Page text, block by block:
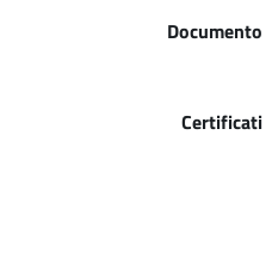
Documento
Certificati